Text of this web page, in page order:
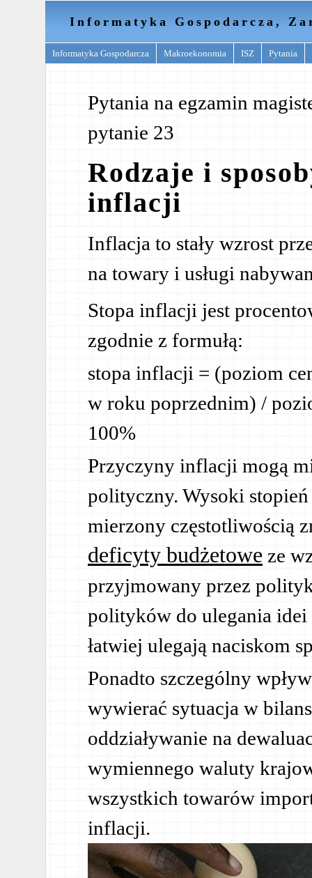
Informatyka Gospodarcza,
Informatyka Gospodarcza Makroekonomia ISZ Pytania
Pytania na egzamin
pytanie 23
Rodzaje i
inflacji
Inflacja to stały wzrost
na towary i usługi
Stopa inflacji jest
zgodnie z formułą:
stopa inflacji = (poziom
w roku poprzednim) /
100%
Przyczyny inflacji mogą
polityczny. Wysoki
mierzony częstotliwością
deficyty budżetowe ze
przyjmowany przez
polityków do ulegania idei
łatwiej ulegają naciskom
Ponadto szczególny
wywierać sytuacja w
oddziaływanie na
wymiennego waluty
wszystkich towarów
inflacji.